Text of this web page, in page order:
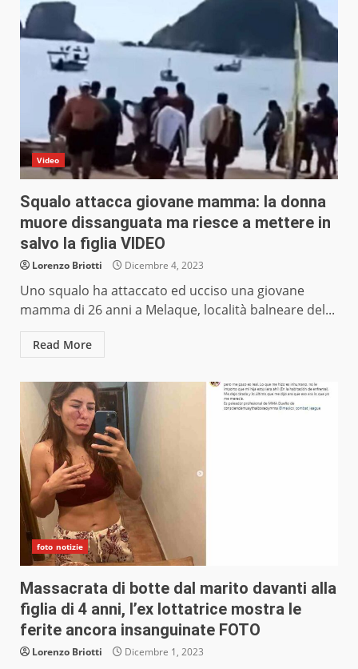
Video
Squalo attacca giovane mamma: la donna
muore dissanguata ma riesce a mettere in
salvo la figlia VIDEO
Lorenzo Briotti Dicembre 4, 2023
Uno squalo ha attaccato ed ucciso una giovane
mamma di 26 anni a Melaque, località balneare del...
Read More
foto notizie
Massacrata di botte dal marito davanti alla
figlia di 4 anni, l’ex lottatrice mostra le
ferite ancora insanguinate FOTO
Lorenzo Briotti Dicembre 1, 2023